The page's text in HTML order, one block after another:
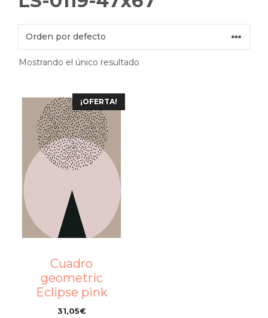
Mostrando el único resultado
¡OFERTA!
Cuadro
geometric
Eclipse pink
31,05€